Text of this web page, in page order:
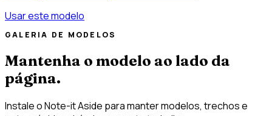
Usar este modelo
GALERIA DE MODELOS
Mantenha o modelo ao lado da
página.
Instale o Note-it Aside para manter modelos, trechos e